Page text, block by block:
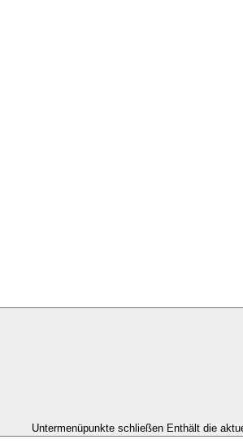
Untermenüpunkte schließen Enthält die